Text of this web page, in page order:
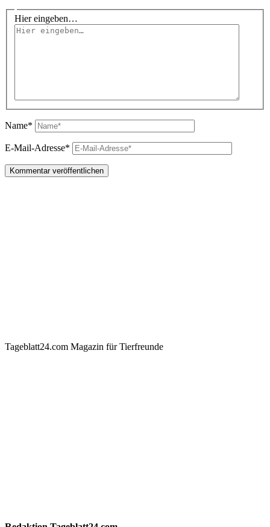
Hier eingeben…
Name*
E-Mail-Adresse*
Tageblatt24.com Magazin für Tierfreunde